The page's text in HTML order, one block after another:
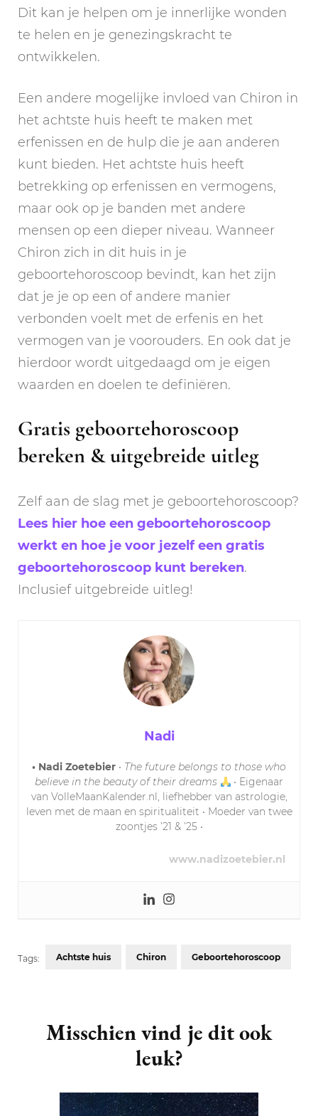
Dit kan je helpen om je innerlijke wonden
te helen en je genezingskracht te
ontwikkelen.
Een andere mogelijke invloed van Chiron in
het achtste huis heeft te maken met
erfenissen en de hulp die je aan anderen
kunt bieden. Het achtste huis heeft
betrekking op erfenissen en vermogens,
maar ook op je banden met andere
mensen op een dieper niveau. Wanneer
Chiron zich in dit huis in je
geboortehoroscoop bevindt, kan het zijn
dat je je op een of andere manier
verbonden voelt met de erfenis en het
vermogen van je voorouders. En ook dat je
hierdoor wordt uitgedaagd om je eigen
waarden en doelen te definiëren.
Gratis geboortehoroscoop
bereken & uitgebreide uitleg
Zelf aan de slag met je geboortehoroscoop?
Lees hier hoe een geboortehoroscoop
werkt en hoe je voor jezelf een gratis
geboortehoroscoop kunt bereken.
Inclusief uitgebreide uitleg!
Nadi
• Nadi Zoetebier • The future belongs to those who
believe in the beauty of their dreams
• Eigenaar
van VolleMaanKalender.nl, liefhebber van astrologie,
leven met de maan en spiritualiteit • Moeder van twee
zoontjes ’21 & ’25 •
www.nadizoetebier.nl
Tags: Achtste huis Chiron Geboortehoroscoop
Navigation
Misschien vind je dit ook
leuk?